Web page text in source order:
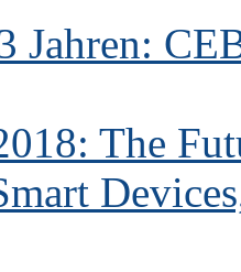
Jahren:
The